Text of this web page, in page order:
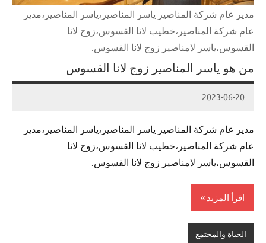
مدير عام شركة المناصير ياسر المناصير،ياسر المناصير،مدير
عام شركة المناصير،خطيب لانا القسوس،زوج لانا
القسوس،ياسر لامناصير زوج لانا القسوس.
من هو ياسر المناصير زوج لانا القسوس
2023-06-20
Admin
مدير عام شركة المناصير ياسر المناصير،ياسر المناصير،مدير
عام شركة المناصير،خطيب لانا القسوس،زوج لانا
القسوس،ياسر لامناصير زوج لانا القسوس.
اقرأ المزيد
الحياة والمجتمع